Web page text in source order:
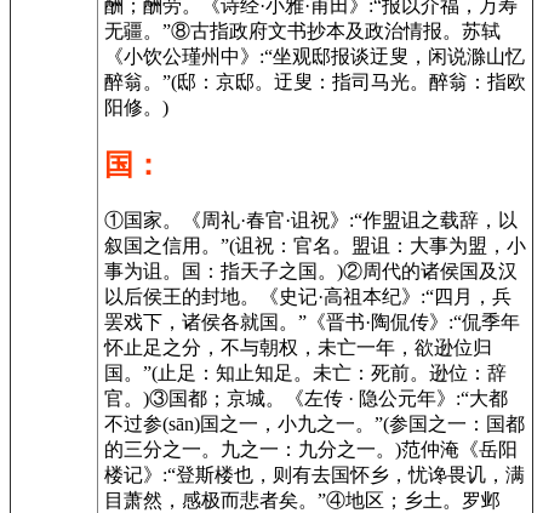
酬；酬劳。《诗经·小雅·甫田》:“报以介福，万寿
无疆。”⑧古指政府文书抄本及政治情报。苏轼
《小饮公瑾州中》:“坐观邸报谈迂叟，闲说滁山忆
醉翁。”(邸：京邸。迂叟：指司马光。醉翁：指欧
阳修。)
国：
①国家。《周礼·春官·诅祝》:“作盟诅之载辞，以
叙国之信用。”(诅祝：官名。盟诅：大事为盟，小
事为诅。国：指天子之国。)②周代的诸侯国及汉
以后侯王的封地。《史记·高祖本纪》:“四月，兵
罢戏下，诸侯各就国。”《晋书·陶侃传》:“侃季年
怀止足之分，不与朝权，未亡一年，欲逊位归
国。”(止足：知止知足。未亡：死前。逊位：辞
官。)③国都；京城。《左传 · 隐公元年》:“大都
不过参(sān)国之一，小九之一。”(参国之一：国都
的三分之一。九之一：九分之一。)范仲淹《岳阳
楼记》:“登斯楼也，则有去国怀乡，忧谗畏讥，满
目萧然，感极而悲者矣。”④地区；乡土。罗邺